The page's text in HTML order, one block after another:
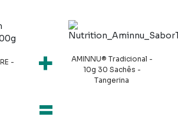
-
+
AMINNU® Tradicional -
10g 30 Sachês -
Tangerina
=